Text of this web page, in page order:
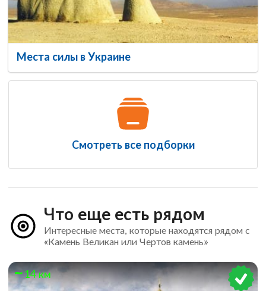
Места силы в Украине
Смотреть все подборки
Что еще есть рядом
Интересные места, которые находятся рядом с
«Камень Великан или Чертов камень»
14 км